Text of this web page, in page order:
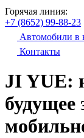
Горячая линия:
+7 (8652) 99-88-23
Автомобили в
Контакты
JI YUE:
будущее